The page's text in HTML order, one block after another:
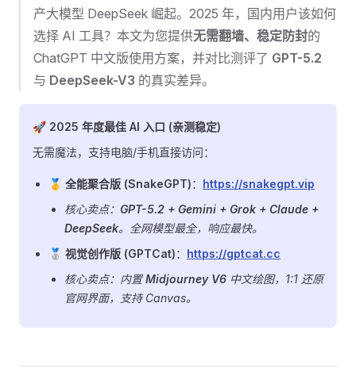
产大模型 DeepSeek 崛起。2025 年，国内用户该如何
选择 AI 工具？本文为您提供无需翻墙、稳定防封的
ChatGPT 中文版使用方案，并对比测评了 GPT-5.2
与 DeepSeek-V3 的真实差异。
🚀 2025 年度最佳 AI 入口 (亲测稳定)
无需魔法，支持电脑/手机直接访问：
🥇 全能聚合版 (SnakeGPT)： https://snakegpt.vip
核心卖点： GPT-5.2 + Gemini + Grok + Claude +
DeepSeek。全网模型最全，响应最快。
🥈 视觉创作版 (GPTCat)： https://gptcat.cc
核心卖点：内置Midjourney V6 中文绘图，1:1 还原
官网界面，支持 Canvas。